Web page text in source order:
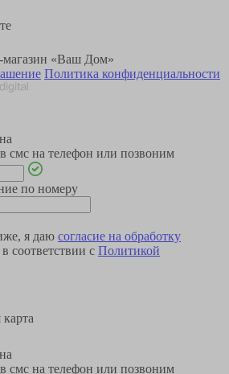
магазин «Ваш Дом»
Политика конфиденциальности
смс на телефон или позвоним
по номеру
я даю согласие на обработку
в соответствии с Политикой
смс на телефон или позвоним